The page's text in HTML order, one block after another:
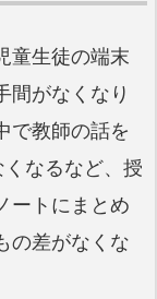
童生徒の端末
間がなくなり
で教師の話を
なるなど、授
ートにまとめ
の差がなくな